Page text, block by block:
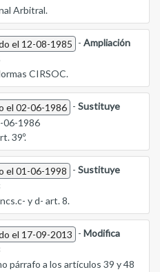
Arbitral.
el 12-08-1985 - Ampliación
CIRSOC.
el 02-06-1986 - Sustituye
06-1986
39º.
el 01-06-1998 - Sustituye
y d- art. 8.
el 17-09-2013 - Modifica
párrafo a los artículos 39 y 48